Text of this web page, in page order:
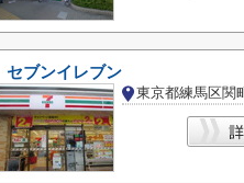
セブンイレブン
東京都練馬区関